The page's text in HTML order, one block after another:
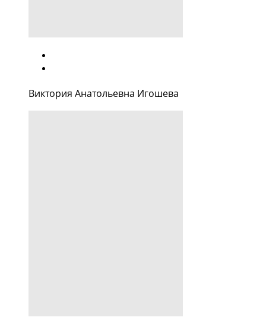
Виктория Анатольевна Игошева